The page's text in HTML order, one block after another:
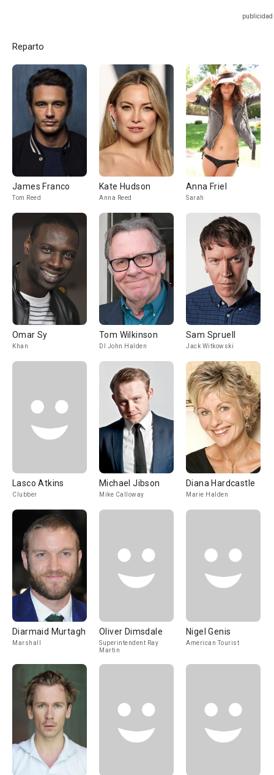
Reparto
James Franco
Tom Reed
Kate Hudson
Anna Reed
Anna Friel
Sarah
Omar Sy
Khan
Tom Wilkinson
DI John Halden
Sam Spruell
Jack Witkowski
Lasco Atkins
Clubber
Michael Jibson
Mike Calloway
Diana Hardcastle
Marie Halden
Diarmaid Murtagh
Marshall
Oliver Dimsdale
Superintendent Ray
Martin
Nigel Genis
American Tourist